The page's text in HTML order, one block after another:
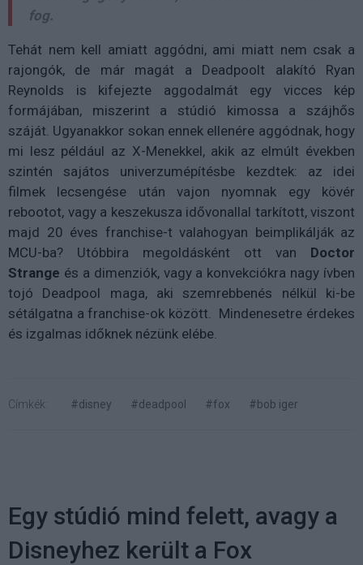
fog.
Tehát nem kell amiatt aggódni, ami miatt nem csak a
rajongók, de már magát a Deadpoolt alakító Ryan
Reynolds is kifejezte aggodalmát egy vicces kép
formájában, miszerint a stúdió kimossa a szájhős
száját. Ugyanakkor sokan ennek ellenére aggódnak, hogy
mi lesz például az X-Menekkel, akik az elmúlt években
szintén sajátos univerzumépítésbe kezdtek: az idei
filmek lecsengése után vajon nyomnak egy kövér
rebootot, vagy a keszekusza idővonallal tarkított, viszont
majd 20 éves franchise-t valahogyan beimplikálják az
MCU-ba? Utóbbira megoldásként ott van Doctor
Strange és a dimenziók, vagy a konvekciókra nagy ívben
tojó Deadpool maga, aki szemrebbenés nélkül ki-be
sétálgatna a franchise-ok között. Mindenesetre érdekes
és izgalmas időknek nézünk elébe.
Címkék: #disney #deadpool #fox #bob iger
Egy stúdió mind felett, avagy a
Disneyhez került a Fox